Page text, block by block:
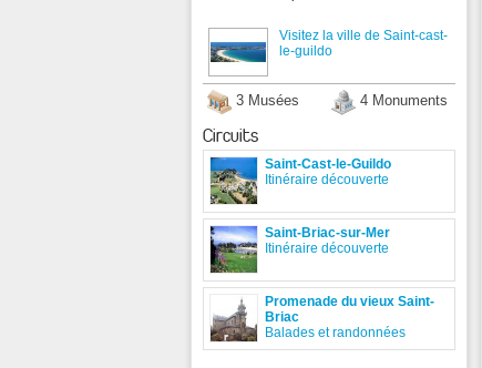
Visitez la ville de Saint-cast-
le-guildo
3 Musées 4 Monuments
Circuits
Saint-Cast-le-Guildo
Itinéraire découverte
Saint-Briac-sur-Mer
Itinéraire découverte
Promenade du vieux Saint-
Briac
Balades et randonnées